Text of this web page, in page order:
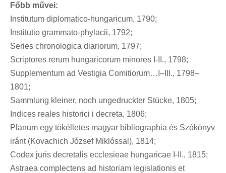
Főbb művei:
Institutum diplomatico-hungaricum, 1790;
Institutio grammato-phylacii, 1792;
Series chronologica diariorum, 1797;
Scriptores rerum hungaricorum minores I-II., 1798;
Supplementum ad Vestigia Comitiorum…I–III., 1798–
1801;
Sammlung kleiner, noch ungedruckter Stücke, 1805;
Indices reales historici i decreta, 1806;
Planum egy tökélletes magyar bibliographia és Szókönyv
iránt (Kovachich József Miklóssal), 1814;
Codex juris decretalis ecclesieae hungaricae I-II., 1815;
Astraea complectens ad historiam legislationis et